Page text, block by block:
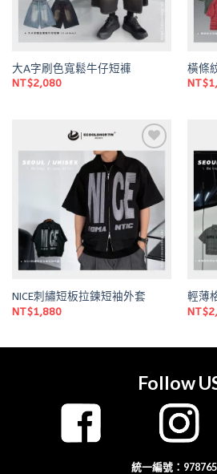
大A字刷色寬鬆牛仔短褲
NT$2,080
橫條
NT$
Add to
wishlist
NICE刺繡短板拉鍊短袖外套
NT$1,880
輕薄
NT$
Follow
統一編號：